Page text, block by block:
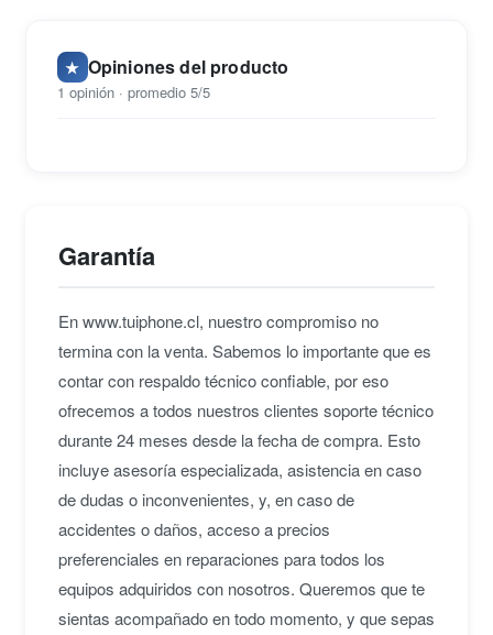
★ Opiniones del producto
1 opinión · promedio 5/5
Garantía
En www.tuiphone.cl, nuestro compromiso no
termina con la venta. Sabemos lo importante que es
contar con respaldo técnico confiable, por eso
ofrecemos a todos nuestros clientes soporte técnico
durante 24 meses desde la fecha de compra. Esto
incluye asesoría especializada, asistencia en caso
de dudas o inconvenientes, y, en caso de
accidentes o daños, acceso a precios
preferenciales en reparaciones para todos los
equipos adquiridos con nosotros. Queremos que te
sientas acompañado en todo momento, y que sepas